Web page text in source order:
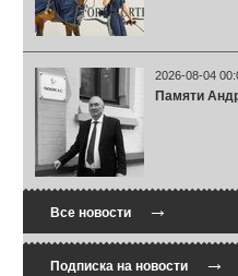
2026-08-04
Памяти
Все новости→
Подписка на новости→